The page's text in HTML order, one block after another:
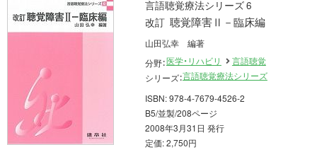
言語聴覚療法シリーズ 6
改訂 聴覚障害Ⅱ－臨床編
山田弘幸 編著
分野：医学・リハビリ
言語聴覚
シリーズ：言語聴覚療法シリーズ
ISBN: 978-4-7679-4526-2
B5/並製/208ページ
2008年3月31日 発行
定価: 2,750円